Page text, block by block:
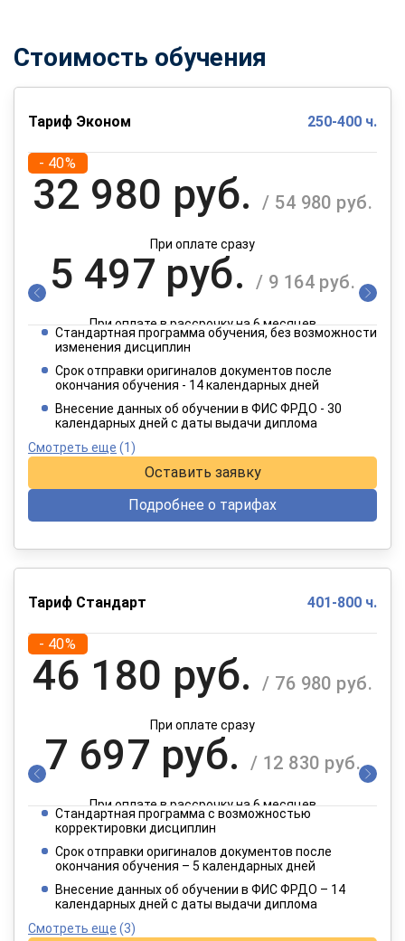
Стоимость обучения
Тариф Эконом 250-400 ч.
- 40%
32 980 руб. / 54 980 руб.
При оплате сразу
5 497 руб. / 9 164 руб.
При оплате в рассрочку на 6 месяцев
2 749 руб.
При оплате в рассрочку на 12 месяцев
Стандартная программа обучения, без возможности
изменения дисциплин
Срок отправки оригиналов документов после
окончания обучения - 14 календарных дней
Внесение данных об обучении в ФИС ФРДО - 30
календарных дней с даты выдачи диплома
Смотреть еще (1)
Оставить заявку
Подробнее о тарифах
Тариф Стандарт 401-800 ч.
- 40%
46 180 руб. / 76 980 руб.
При оплате сразу
7 697 руб. / 12 830 руб.
При оплате в рассрочку на 6 месяцев
3 849 руб.
При оплате в рассрочку на 12 месяцев
Стандартная программа с возможностью
корректировки дисциплин
Срок отправки оригиналов документов после
окончания обучения – 5 календарных дней
Внесение данных об обучении в ФИС ФРДО – 14
календарных дней с даты выдачи диплома
Смотреть еще (3)